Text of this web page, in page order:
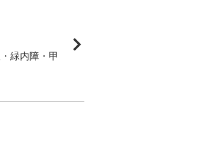
緑内障・甲